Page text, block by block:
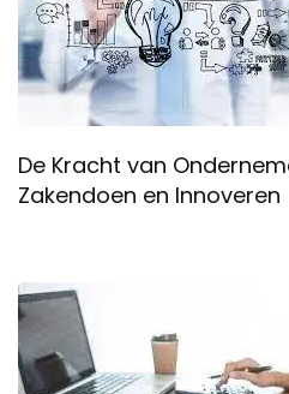
De Kracht van
Zakendoen en Innoveren